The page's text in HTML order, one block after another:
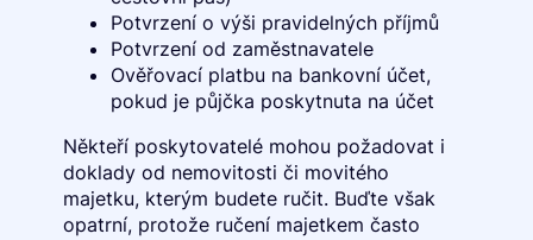
Potvrzení o výši pravidelných příjmů
Potvrzení od zaměstnavatele
Ověřovací platbu na bankovní účet,
pokud je půjčka poskytnuta na účet
Někteří poskytovatelé mohou požadovat i
doklady od nemovitosti či movitého
majetku, kterým budete ručit. Buďte však
opatrní, protože ručení majetkem často